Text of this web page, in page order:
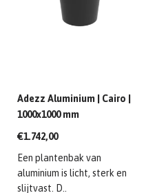
Adezz Aluminium | Cairo |
1000x1000 mm
€1.742,00
Een plantenbak van
aluminium is licht, sterk en
slijtvast. D..